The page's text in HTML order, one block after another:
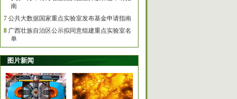
南
7 公共大数据国家重点实验室发布基金申请指南
8 广西壮族自治区公示拟同意组建重点实验室名
单
图片新闻